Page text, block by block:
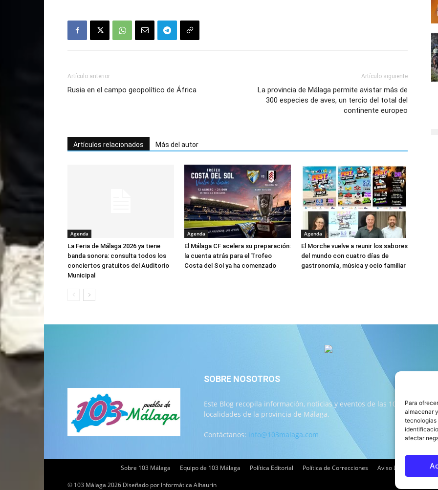
Para
almacenar
tecnologías
afectar
Artículo anterior
Rusia en el campo geopolítico de África
Artículo siguiente
La provincia de Málaga permite avistar más de
300 especies de aves, un tercio del total del
continente europeo
Artículos relacionados Más del autor
Agenda
La Feria de Málaga 2026 ya tiene
banda sonora: consulta todos los
conciertos gratuitos del Auditorio
Municipal
Agenda
El Málaga CF acelera su preparación:
la cuenta atrás para el Trofeo
Costa del Sol ya ha comenzado
Agenda
El Morche vuelve a reunir los sabores
del mundo con cuatro días de
gastronomía, música y ocio familiar
SOBRE NOSOTROS
Este Blog recopila información, noticias y eventos de las 103
localidades de la provincia de Málaga.
Contáctanos: info@103malaga.com
Sobre 103 Málaga Equipo de 103 Málaga Política Editorial Política de Correcciones Aviso Legal
© 103 Málaga 2026 Diseñado por Informática Alhaurín